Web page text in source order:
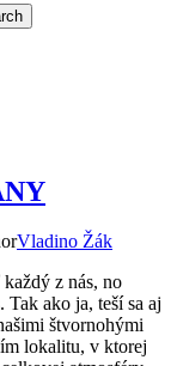
Vladino Žák
z nás, no
Tak ako ja, teší sa aj
štvornohými
lokalitu, v ktorej